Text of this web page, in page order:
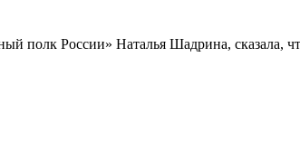
полк России» Наталья Шадрина, сказала,